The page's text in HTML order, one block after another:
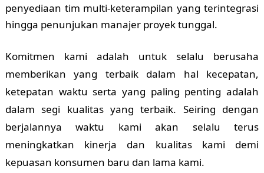
penyediaan tim multi-keterampilan yang terintegrasi
hingga penunjukan manajer proyek tunggal.
Komitmen kami adalah untuk selalu berusaha
memberikan yang terbaik dalam hal kecepatan,
ketepatan waktu serta yang paling penting adalah
dalam segi kualitas yang terbaik. Seiring dengan
berjalannya waktu kami akan selalu terus
meningkatkan kinerja dan kualitas kami demi
kepuasan konsumen baru dan lama kami.